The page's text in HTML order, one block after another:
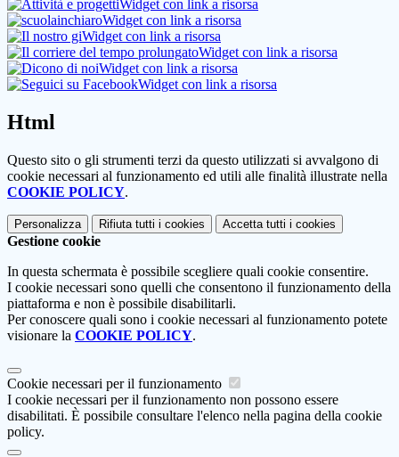
Widget con link a risorsa
Widget con link a risorsa
Widget con link a risorsa
Widget con link a risorsa
Widget con link a risorsa
Widget con link a risorsa
Html
Questo sito o gli strumenti terzi da questo utilizzati si avvalgono di
cookie necessari al funzionamento ed utili alle finalità illustrate nella
COOKIE POLICY.
Personalizza Rifiuta tutti i cookies Accetta tutti i cookies
Gestione cookie
In questa schermata è possibile scegliere quali cookie consentire.
I cookie necessari sono quelli che consentono il funzionamento della
piattaforma e non è possibile disabilitarli.
Per conoscere quali sono i cookie necessari al funzionamento potete
visionare la COOKIE POLICY.
Cookie necessari per il funzionamento
I cookie necessari per il funzionamento non possono essere
disabilitati. È possibile consultare l'elenco nella pagina della cookie
policy.